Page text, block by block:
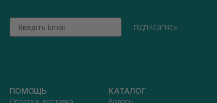
Email
підписатись
ПОМОЩЬ
Оплата и доставка
КАТАЛОГ
Волосы